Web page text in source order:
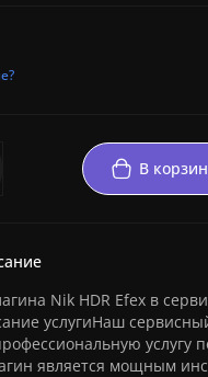
В
Nik HDR Efex в
услугиНаш
услугу
является мощным